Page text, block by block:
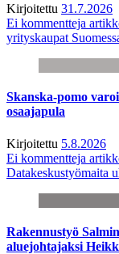
Kirjoitettu 31.7.2026
Ei kommentteja
yrityskaupat
Skanska-pomo
osaajapula
Kirjoitettu 5.8.2026
Ei kommentteja
Datakeskustyömaita
Rakennustyö
aluejohtajaksi